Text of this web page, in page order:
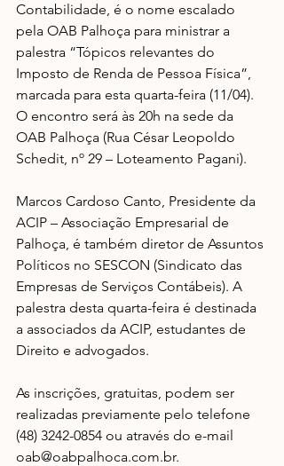
Contabilidade, é o nome escalado
pela OAB Palhoça para ministrar a
palestra “Tópicos relevantes do
Imposto de Renda de Pessoa Física”,
marcada para esta quarta-feira (11/04).
O encontro será às 20h na sede da
OAB Palhoça (Rua César Leopoldo
Schedit, nº 29 – Loteamento Pagani).
Marcos Cardoso Canto, Presidente da
ACIP – Associação Empresarial de
Palhoça, é também diretor de Assuntos
Políticos no SESCON (Sindicato das
Empresas de Serviços Contábeis). A
palestra desta quarta-feira é destinada
a associados da ACIP, estudantes de
Direito e advogados.
As inscrições, gratuitas, podem ser
realizadas previamente pelo telefone
(48) 3242-0854 ou através do e-mail
oab@oabpalhoca.com.br.